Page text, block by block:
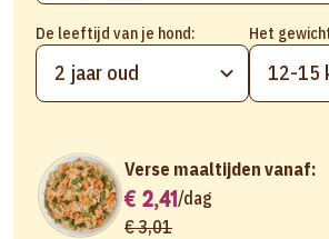
De leeftijd van je hond:
2 jaar oud
Het
12-15
Verse maaltijden vanaf:
€ 2,41/dag
€ 3,01